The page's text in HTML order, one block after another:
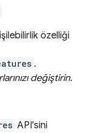
özelliği
.
değiştirin.
API'sini